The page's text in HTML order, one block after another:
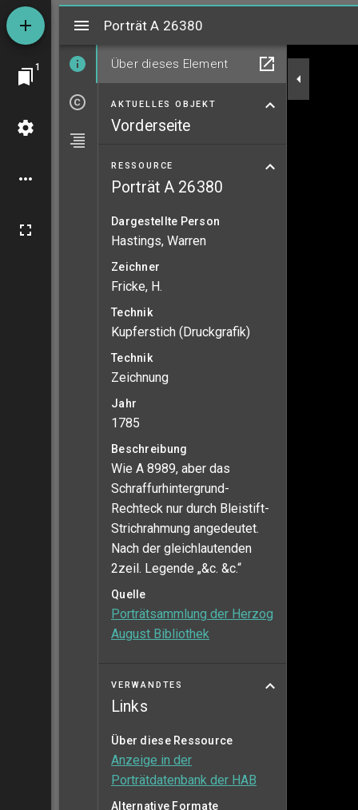
1
MiradorPorträt A 26380
Über dieses Element
AKTUELLES OBJEKT
Vorderseite
RESSOURCE
Porträt A 26380
Dargestellte Person
Hastings, Warren
Zeichner
Fricke, H.
Technik
Kupferstich (Druckgrafik)
Technik
Zeichnung
Jahr
1785
Beschreibung
Wie A 8989, aber das
Schraffurhintergrund-
Rechteck nur durch Bleistift-
Strichrahmung angedeutet.
Nach der gleichlautenden
2zeil. Legende „&c. &c.“
Quelle
Porträtsammlung der Herzog
August Bibliothek
VERWANDTES
Links
Über diese Ressource
Anzeige in der
Porträtdatenbank der HAB
Alternative Formate
Porträt A 26380